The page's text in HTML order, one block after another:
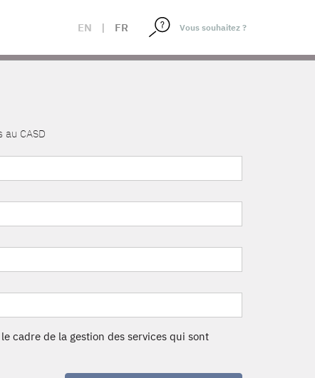
EN | FR
CASD
cadre de la gestion des services qui sont